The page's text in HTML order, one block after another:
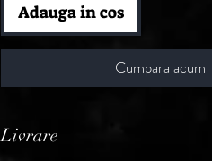
Adauga in cos
Cumpara acum
Livrare